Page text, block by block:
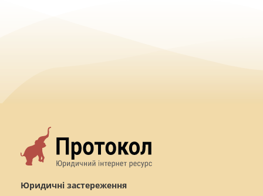
Юридичні застереження